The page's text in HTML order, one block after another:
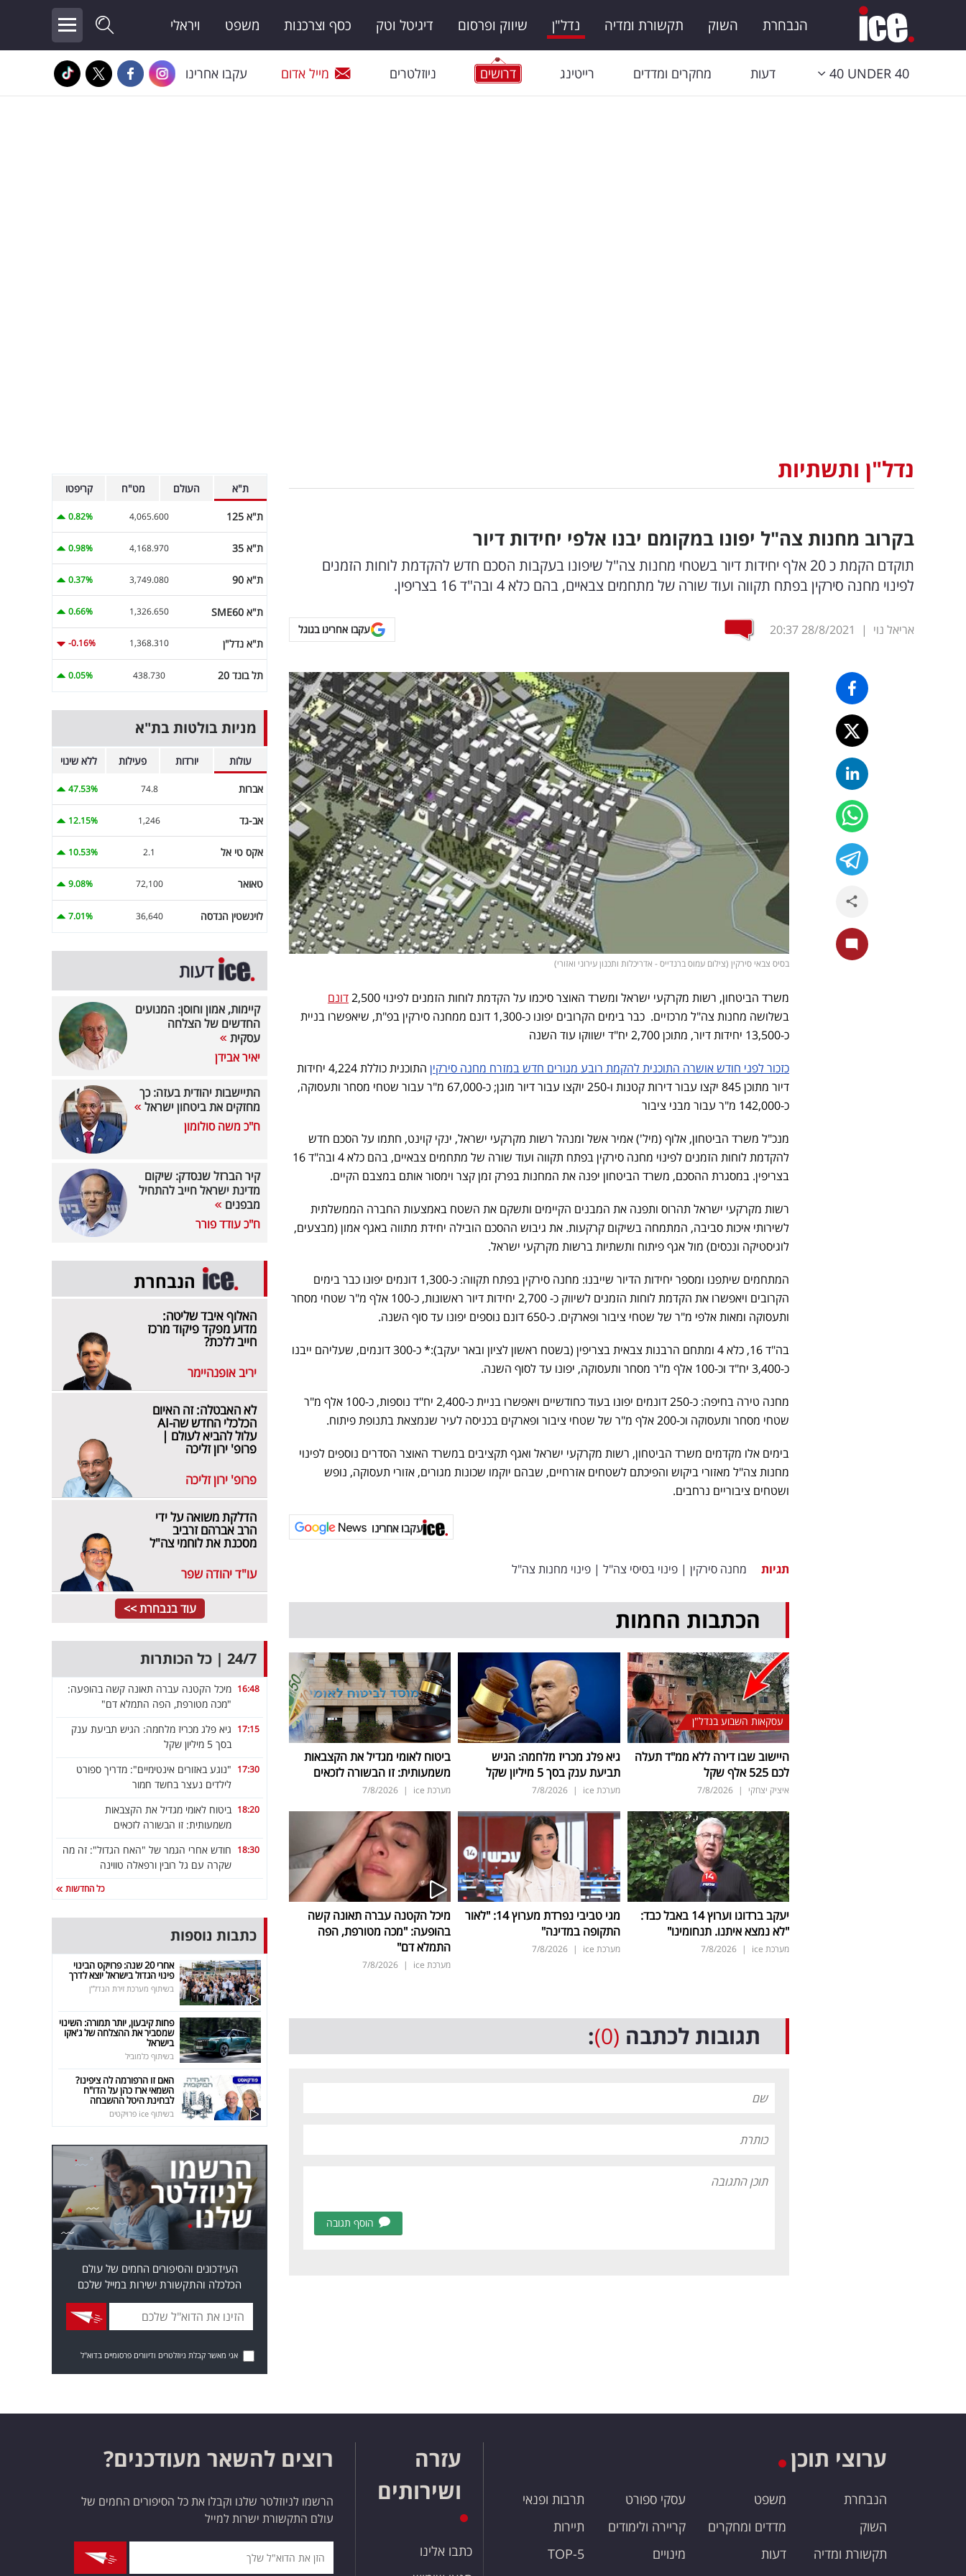
הנבחרת השוק תקשורת ומדיה נדל"ן שיווק ופרסום דיגיטל וטק כסף וצרכנות משפט ויראלי
40 UNDER 40 דעות מחקרים ומדדים רייטינג דרושים ניוזלטרים מייל אדום עקבו אחרינו
נדל"ן ותשתיות
בקרוב מחנות צה"ל יפונו במקומם יבנו אלפי יחידות דיור
תוקדם הקמת כ 20 אלף יחידות דיור בשטחי מחנות צה"ל שיפונו בעקבות הסכם חדש להקדמת לוחות הזמנים
לפינוי מחנה סירקין בפתח תקווה ועוד שורה של מתחמים צבאיים, בהם כלא 4 ובה"ד 16 בצריפין.
אריאל נוי |
28/8/2021
20:37 עקבו אחרינו בגוגל
בסיס צבאי סירקין (צילום עמוס ברנדייס - אדריכלות ותכנון עירוני ואזורי)
משרד הביטחון, רשות מקרקעי ישראל ומשרד האוצר סיכמו על הקדמת לוחות הזמנים לפינוי 2,500
דונם
בשלושה מחנות צה"ל מרכזיים. כבר בימים הקרובים יפונו כ-1,300 דונם ממחנה סירקין בפ"ת, שיאפשרו בניית
כ-13,500 יחידות דיור, מתוכן 2,700 יח"ד ישווקו עוד השנה
כזכור לפני חודש אושרה התוכנית להקמת רובע מגורים חדש במזרח מחנה סירקין
התוכנית כוללת 4,224 יחידות
דיור מתוכן 845 יקצו עבור דירות קטנות ו-250 יוקצו עבור דיור מוגן; כ-67,000 מ"ר עבור שטחי מסחר ותעסוקה,
כ-142,000 מ"ר עבור מבני ציבור
מנכ"ל משרד הביטחון, אלוף (מיל') אמיר אשל ומנהל רשות מקרקעי ישראל, ינקי קוינט, חתמו על הסכם חדש
להקדמת לוחות הזמנים לפינוי מחנה סירקין בפתח תקווה ועוד שורה של מתחמים צבאיים, בהם כלא 4 ובה"ד 16
בצריפין. במסגרת ההסכם, משרד הביטחון יפנה את המחנות בפרק זמן קצר וימסור אותם במצבם הקיים.
רשות מקרקעי ישראל תהרוס ותפנה את המבנים הקיימים ותשקם את השטח באמצעות החברה הממשלתית
לשירותי איכות סביבה, המתמחה בשיקום קרקעות. את גיבוש ההסכם הובילה יחידת מתווה באגף אמון (מבצעים,
לוגיסטיקה ונכסים) מול אגף פיתוח ותשתיות ברשות מקרקעי ישראל.
המתחמים שיתפנו ומספר יחידות הדיור שייבנו: מחנה סירקין בפתח תקווה: כ-1,300 דונמים יפונו כבר בימים
הקרובים ויאפשרו את הקדמת לוחות הזמנים לשיווק כ- 2,700 יחידות דיור ראשונות, כ-100 אלף מ"ר שטחי מסחר
ותעסוקה ומאות אלפי מ"ר של שטחי ציבור ופארקים. כ-650 דונם נוספים יפונו עד סוף השנה.
בה"ד 16, כלא 4 ומתחם הרבנות צבאית בצריפין (בשטח ראשון לציון ובאר יעקב):* כ-300 דונמים, שעליהם ייבנו
כ-3,400 יח"ד וכ-100 אלף מ"ר מסחר ותעסוקה, יפונו עד לסוף השנה.
מחנה טירה בחיפה: כ-250 דונמים יפונו בעוד כחודשיים ויאפשרו בניית כ-2,400 יח"ד נוספות, כ-100 אלף מ"ר
שטחי מסחר ותעסוקה וכ-200 אלף מ"ר של שטחי ציבור ופארקים בכניסה לעיר שנמצאת בתנופת פיתוח.
בימים אלו מקדמים משרד הביטחון, רשות מקרקעי ישראל ואגף תקציבים במשרד האוצר הסדרים נוספים לפינוי
מחנות צה"ל מאזורי ביקוש והפיכתם לשטחים אזרחיים, שבהם יוקמו שכונות מגורים, אזורי תעסוקה, נופש
ושטחים ציבוריים נרחבים.
עקבו אחרינו
תגיות מחנה סירקין | פינוי בסיסי צה"ל | פינוי מחנות צה"ל
הכתבות החמות
עסקאות השבוע בנדל"ן
היישוב שבו דירה ללא ממ"ד תעלה
לכם 525 אלף שקל
איציק יצחקי |
7/8/2026
גיא פלג מכריז מלחמה: הגיש
תביעת ענק בסך 5 מיליון שקל
מערכת ice |
7/8/2026
ביטוח לאומי מגדיל את הקצבאות
משמעותית: זו הבשורה לזכאים
מערכת ice |
7/8/2026
יעקב ברדוגו וערוץ 14 באבל כבד:
"לא נמצא איתנו. תנחומינו"
מערכת ice |
7/8/2026
מגי טביבי נפרדת מערוץ 14: "לאור
התקופה במדינה"
מערכת ice |
7/8/2026
מיכל הקטנה עברה תאונה קשה
בהופעה: "מכה מטורפת, הפה
התמלא דם"
מערכת ice |
7/8/2026
תגובות לכתבה (0)
:
הוסף תגובה
ת"א העולם מט"ח קריפטו
ת"א 125 4,065.600
0.82%
ת"א 35 4,168.970
0.98%
ת"א 90 3,749.080
0.37%
ת"א SME60 1,326.650
0.66%
ת"א נדל"ן 1,368.310
-0.16%
תל בונד 20 438.730
0.05%
מניות בולטות בת"א
עולות יורדות פעילות ללא שינוי
אברות 74.8
47.53%
אב-גד 1,246
12.15%
אקס טי אל 2.1
10.53%
טאואר 72,100
9.08%
לוינשטין הנדסה 36,640
7.01%
דעות
קיימות, אמון וחוסן: המנועים
החדשים של הצלחה
עסקית
יאיר אבידן
התיישבות יהודית בעזה: כך
מחזקים את ביטחון ישראל
ח"כ משה סולומון
קיר הברזל שנסדק: שיקום
מדינת ישראל חייב להתחיל
מבפנים
ח"כ עודד פורר
הנבחרת
האלוף איבד שליטה:
מדוע מפקד פיקוד מרכז
חייב ללכת?
יריב אופנהיימר
לא האבטלה: זה האיום
הכלכלי החדש שה-AI
עלול להביא לעולם |
פרופ' ירון זליכה
פרופ' ירון זליכה
הדלקת משואה על ידי
הרב אברהם זרביב
מסכנת את לוחמי צה"ל
עו"ד יהודה שפר
עוד בנבחרת >>
24/7 | כל הכותרות
16:48 מיכל הקטנה עברה תאונה קשה בהופעה:
"מכה מטורפת, הפה התמלא דם"
17:15 גיא פלג מכריז מלחמה: הגיש תביעת ענק
בסך 5 מיליון שקל
17:30 "נוגע באזורים אינטימיים": מדריך ספורט
לילדים נעצר בחשד חמור
18:20 ביטוח לאומי מגדיל את הקצבאות
משמעותית: זו הבשורה לזכאים
18:30 חודש אחרי הגמר של "האח הגדול": זה מה
שקרה עם גל רובין ורפאלה טווינה
כל החדשות
כתבות נוספות
אחרי 20 שנה: פרויקט הבינוי
פינוי הגדול בישראל יוצא לדרך
בשיתוף מערכת זירת הנדל"ן
פחות קיבעון, יותר תמורה: השינוי
שמסביר את ההצלחה של ג'אקו
בישראל
בשיתוף כלמוביל
האם זו הרפורמה לה ציפינו?
השמאי ארז כהן על הדו"ח
לבחינת היטל ההשבחה
בשיתוף ice פרויקטים
העידכונים והסיפורים החמים של עולם
הכלכלה והתקשורת ישירות במייל שלכם
אני מאשר קבלת ניוזלטרים ודיוורים פרסומיים בדוא"ל
ערוצי תוכן
הנבחרת
השוק
תקשורת ומדיה
משפט
מדדים ומחקרים
דעות
עסקי ספורט
קריירה ולימודים
מינויים
תרבות ופנאי
תיירות
TOP-5
עזרה
ושירותים
כתבו אלינו
רוצים להשאר מעודכנים?
הרשמו לניוזלטר שלנו וקבלו את כל הסיפורים החמים של
עולם התקשורת ישרות למייל